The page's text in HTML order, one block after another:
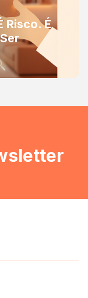
Risco. É